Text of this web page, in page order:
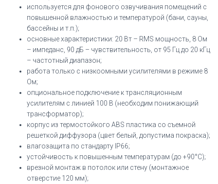
используется для фонового озвучивания помещений с
повышенной влажностью и температурой (бани, сауны,
бассейны и т.п.);
основные характеристики: 20 Вт – RMS мощность, 8 Ом
– импеданс, 90 дБ – чувствительность, от 95 Гц до 20 кГц
– частотный диапазон;
работа только с низкоомными усилителями в режиме 8
Ом;
опциональное подключение к трансляционным
усилителям с линией 100 В (необходим понижающий
трансформатор);
корпус из термостойкого ABS пластика со съемной
решеткой диффузора (цвет белый, допустима покраска);
влагозащита по стандарту IP66;
устойчивость к повышенным температурам (до +90°C);
врезной монтаж в потолок или стену (монтажное
отверстие 120 мм);